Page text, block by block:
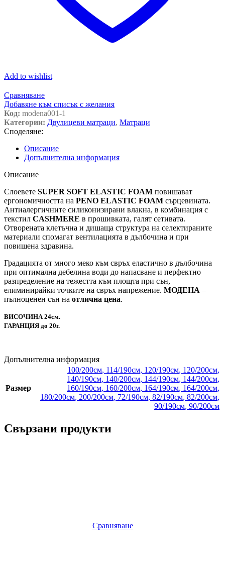
Add to wishlist
Сравняване
Добавяне към списък с желания
Код: modena001-1
Категории: Двулицеви матраци, Матраци
Споделяне:
Описание
Допълнителна информация
Описание
Слоевете SUPER SOFT ELASTIC FOAM повишават
ергономичността на PENO ELASTIC FOAM сърцевината.
Антиалергичните силиконизирани влакна, в комбинация с
текстил CASHMERE в прошивката, галят сетивата.
Отворената клетъчна и дишаща структура на селектираните
материали спомагат вентилацията в дълбочина и при
повишена здравина.
Градацията от много меко към свръх еластично в дълбочина
при оптимална дебелина води до напасване и перфектно
разпределение на тежестта към площта при сън,
елиминирайки точките на свръх напрежение. МОДЕНА –
пълноценен сън на отлична цена.
ВИСОЧИНА 24см.
ГАРАНЦИЯ до 20г.
Допълнителна информация
Размер
100/200см, 114/190см, 120/190см, 120/200см,
140/190см, 140/200см, 144/190см, 144/200см,
160/190см, 160/200см, 164/190см, 164/200см,
180/200см, 200/200см, 72/190см, 82/190см, 82/200см,
90/190см, 90/200см
Свързани продукти
Сравняване